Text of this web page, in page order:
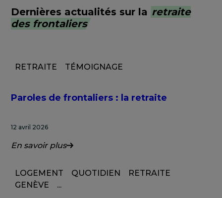
Dernières actualités sur la retraite
des frontaliers
RETRAITE TÉMOIGNAGE
Paroles de frontaliers : la retraite
12 avril 2026
En savoir plus
LOGEMENT QUOTIDIEN
RETRAITE
GENÈVE
...